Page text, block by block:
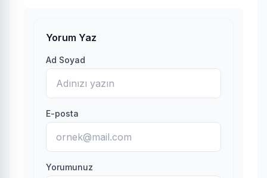
Yorum Yaz
Ad Soyad
E-posta
Yorumunuz